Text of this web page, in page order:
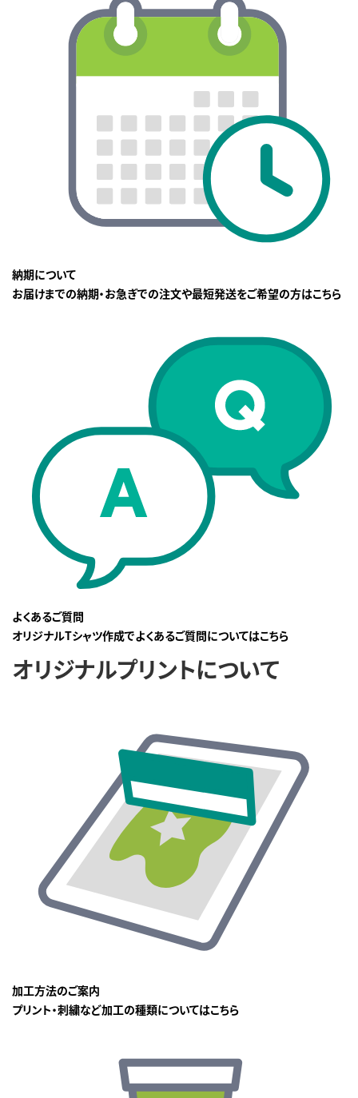
納期について
お届けまでの納期・お急ぎでの注文や最短発送をご希望の方はこちら
よくあるご質問
オリジナルTシャツ作成でよくあるご質問についてはこちら
オリジナルプリントについて
加工方法のご案内
プリント・刺繍など加工の種類についてはこちら